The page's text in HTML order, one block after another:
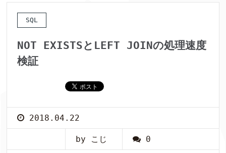
SQL
NOT EXISTSとLEFT JOINの処理速度
検証
2018.04.22
by こじ 0